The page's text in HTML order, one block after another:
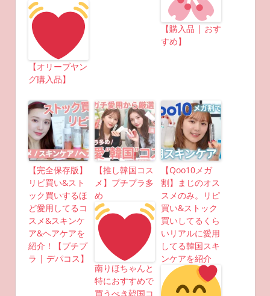
【オリーブヤン
グ購入品】
【購入品 | おす
すめ】
【完全保存版】
リピ買い&スト
ック買いするほ
ど愛用してるコ
スメ&スキンケ
ア&ヘアケアを
紹介！【プチプ
ラ | デパコス】
【推し韓国コス
メ】プチプラ多
め
南りほちゃんと
特におすすめで
買うべき韓国コ
【Qoo10メガ
割】まじのオス
スメのみ。リピ
買い&ストック
買いしてるくら
いリアルに愛用
してる韓国スキ
ンケアを紹介